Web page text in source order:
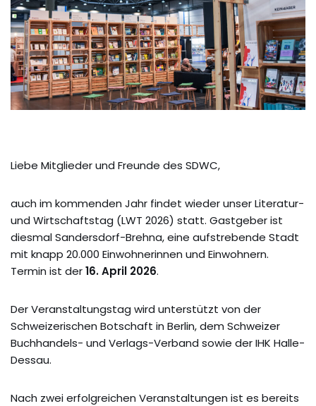
Liebe Mitglieder und Freunde des SDWC,
auch im kommenden Jahr findet wieder unser Literatur-
und Wirtschaftstag (LWT 2026) statt. Gastgeber ist
diesmal Sandersdorf-Brehna, eine aufstrebende Stadt
mit knapp 20.000 Einwohnerinnen und Einwohnern.
Termin ist der16. April 2026.
Der Veranstaltungstag wird unterstützt von der
Schweizerischen Botschaft in Berlin, dem Schweizer
Buchhandels- und Verlags-Verband sowie der IHK Halle-
Dessau.
Nach zwei erfolgreichen Veranstaltungen ist es bereits